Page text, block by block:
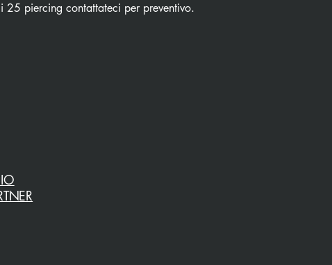
25 piercing contattateci per preventivo.